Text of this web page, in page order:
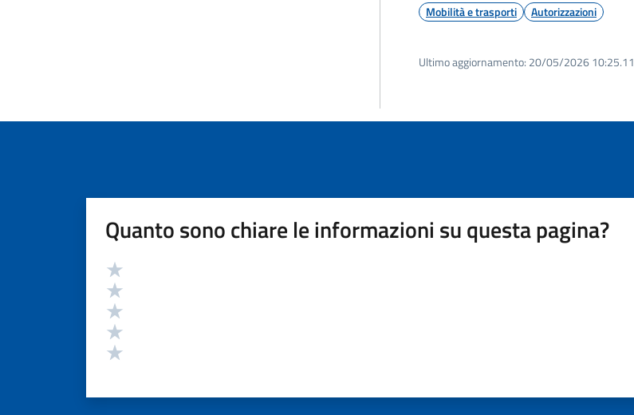
Mobilità e trasporti Autorizzazioni
Ultimo aggiornamento: 20/05/2026 10:25.11
Quanto sono chiare le informazioni su questa pagina?
Valutazione